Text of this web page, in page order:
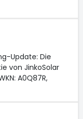
Update: Die
von JinkoSolar
A0Q87R,